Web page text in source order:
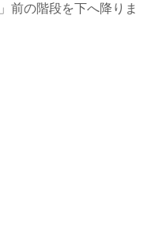
前の階段を下へ降りま